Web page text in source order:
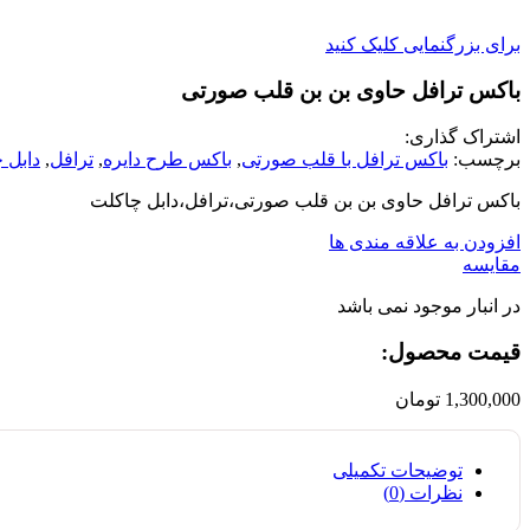
برای بزرگنمایی کلیک کنید
باکس ترافل حاوی بن بن قلب صورتی
اشتراک گذاری:
برچسب: باکس ترافل با قلب صورتی, باکس طرح دایره, ترافل,
باکس ترافل حاوی بن بن قلب صورتی،ترافل،دابل چاکلت
افزودن به علاقه مندی ها
مقایسه
در انبار موجود نمی باشد
قیمت محصول:​
1,300,000 تومان
توضیحات تکمیلی
نظرات (0)